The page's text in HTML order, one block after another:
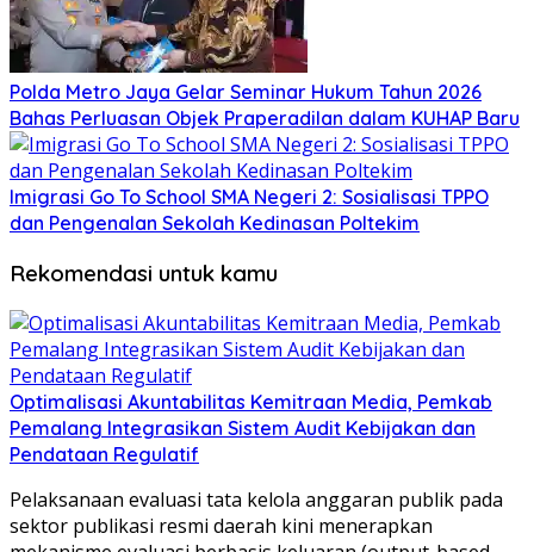
Polda Metro Jaya Gelar Seminar Hukum Tahun 2026
Bahas Perluasan Objek Praperadilan dalam KUHAP Baru
Imigrasi Go To School SMA Negeri 2: Sosialisasi TPPO
dan Pengenalan Sekolah Kedinasan Poltekim
Rekomendasi untuk kamu
​Optimalisasi Akuntabilitas Kemitraan Media, Pemkab
Pemalang Integrasikan Sistem Audit Kebijakan dan
Pendataan Regulatif
Pelaksanaan evaluasi tata kelola anggaran publik pada
sektor publikasi resmi daerah kini menerapkan